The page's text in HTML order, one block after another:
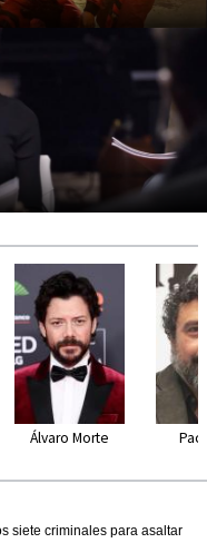
Álvaro Morte
siete criminales para asaltar